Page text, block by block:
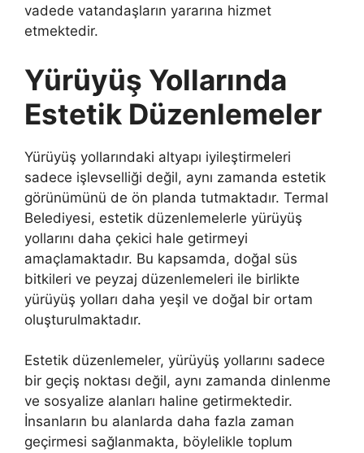
vadede vatandaşların yararına hizmet
etmektedir.
Yürüyüş Yollarında
Estetik Düzenlemeler
Yürüyüş yollarındaki altyapı iyileştirmeleri
sadece işlevselliği değil, aynı zamanda estetik
görünümünü de ön planda tutmaktadır. Termal
Belediyesi, estetik düzenlemelerle yürüyüş
yollarını daha çekici hale getirmeyi
amaçlamaktadır. Bu kapsamda, doğal süs
bitkileri ve peyzaj düzenlemeleri ile birlikte
yürüyüş yolları daha yeşil ve doğal bir ortam
oluşturulmaktadır.
Estetik düzenlemeler, yürüyüş yollarını sadece
bir geçiş noktası değil, aynı zamanda dinlenme
ve sosyalize alanları haline getirmektedir.
İnsanların bu alanlarda daha fazla zaman
geçirmesi sağlanmakta, böylelikle toplum